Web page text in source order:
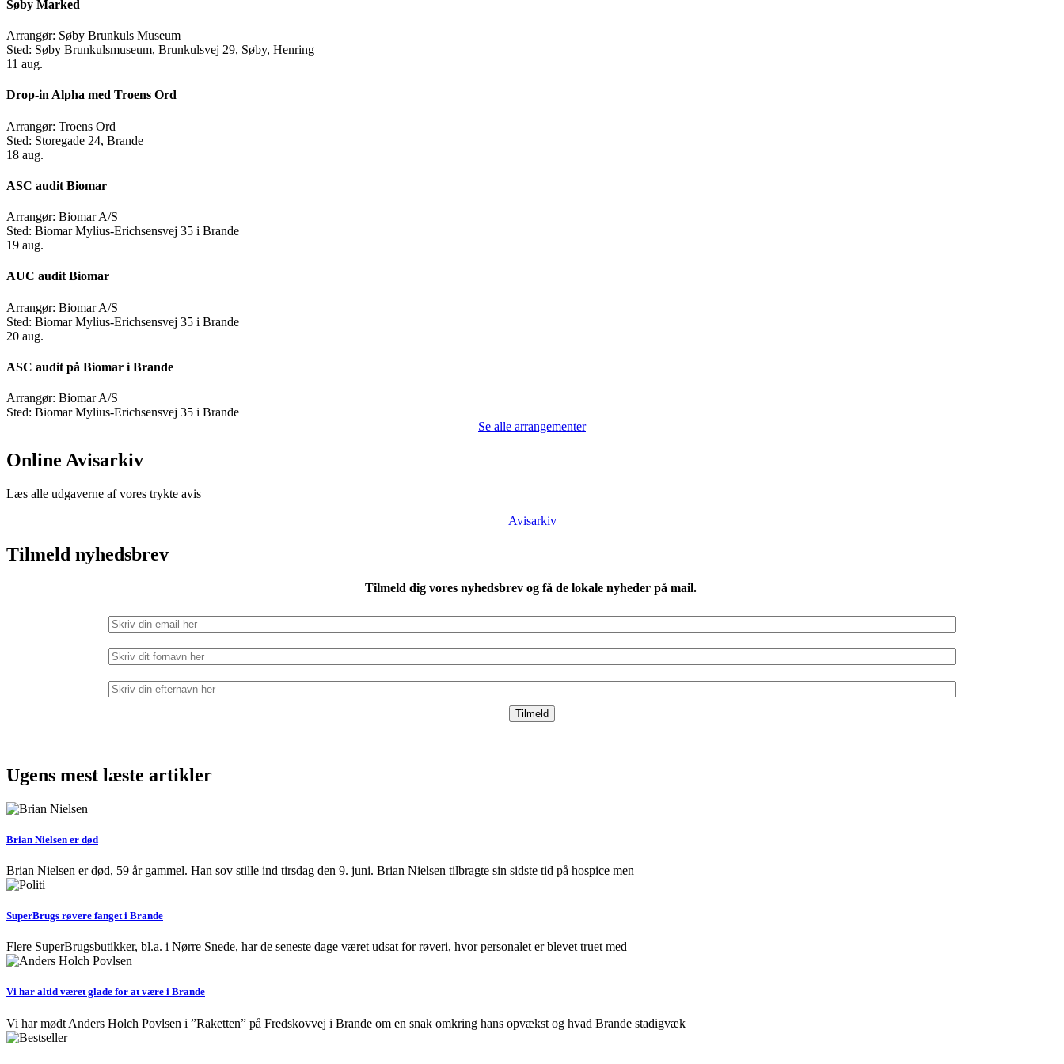
Søby Marked
Arrangør: Søby Brunkuls Museum
Sted: Søby Brunkulsmuseum, Brunkulsvej 29, Søby, Henring
11 aug.
Drop-in Alpha med Troens Ord
Arrangør: Troens Ord
Sted: Storegade 24, Brande
18 aug.
ASC audit Biomar
Arrangør: Biomar A/S
Sted: Biomar Mylius-Erichsensvej 35 i Brande
19 aug.
AUC audit Biomar
Arrangør: Biomar A/S
Sted: Biomar Mylius-Erichsensvej 35 i Brande
20 aug.
ASC audit på Biomar i Brande
Arrangør: Biomar A/S
Sted: Biomar Mylius-Erichsensvej 35 i Brande
Se alle arrangementer
Online Avisarkiv
Læs alle udgaverne af vores trykte avis
Avisarkiv
Tilmeld nyhedsbrev
Tilmeld dig vores nyhedsbrev og få de lokale nyheder på mail.
Ugens mest læste artikler
Brian Nielsen er død
Brian Nielsen er død, 59 år gammel. Han sov stille ind tirsdag den 9. juni. Brian Nielsen tilbragte sin sidste tid på hospice men
SuperBrugs røvere fanget i Brande
Flere SuperBrugsbutikker, bl.a. i Nørre Snede, har de seneste dage været udsat for røveri, hvor personalet er blevet truet med
Vi har altid været glade for at være i Brande
Vi har mødt Anders Holch Povlsen i ”Raketten” på Fredskovvej i Brande om en snak omkring hans opvækst og hvad Brande stadigvæk